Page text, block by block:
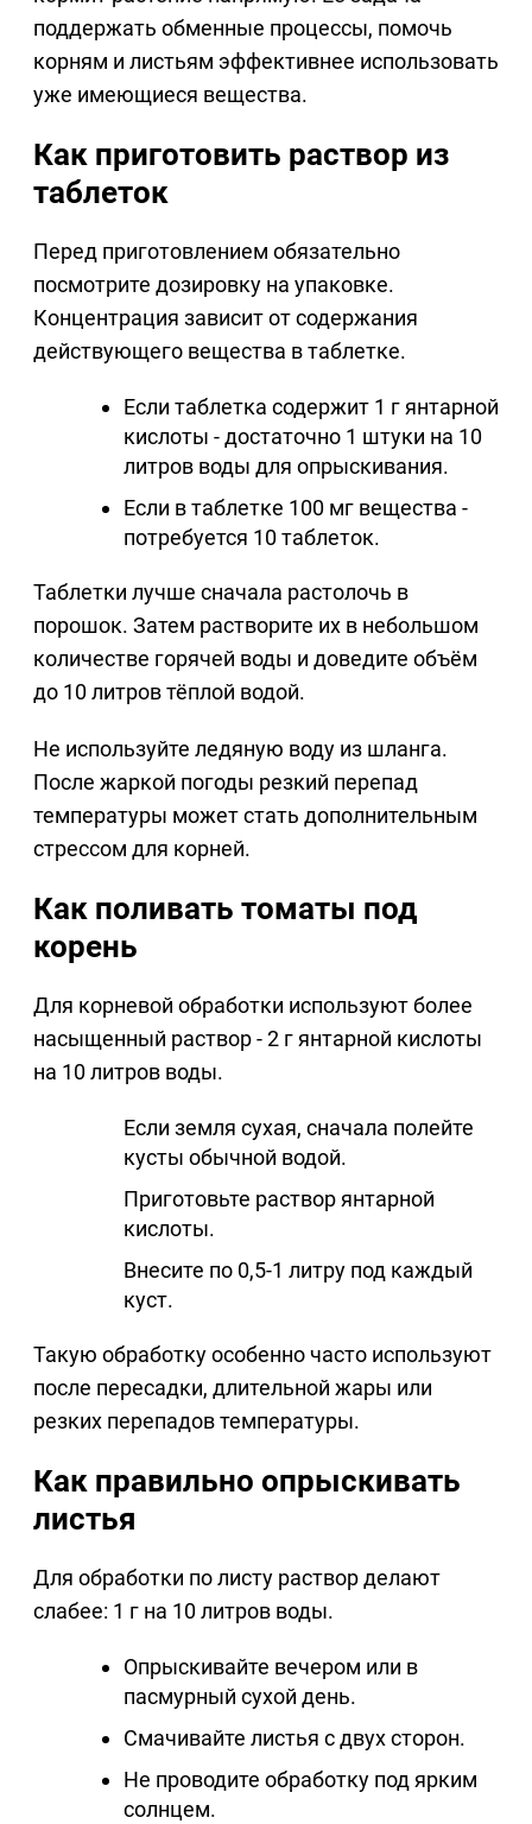
поддержать обменные процессы, помочь
корням и листьям эффективнее использовать
уже имеющиеся вещества.
Как приготовить раствор из
таблеток
Перед приготовлением обязательно
посмотрите дозировку на упаковке.
Концентрация зависит от содержания
действующего вещества в таблетке.
Если таблетка содержит 1 г янтарной
кислоты - достаточно 1 штуки на 10
литров воды для опрыскивания.
Если в таблетке 100 мг вещества -
потребуется 10 таблеток.
Таблетки лучше сначала растолочь в
порошок. Затем растворите их в небольшом
количестве горячей воды и доведите объём
до 10 литров тёплой водой.
Не используйте ледяную воду из шланга.
После жаркой погоды резкий перепад
температуры может стать дополнительным
стрессом для корней.
Как поливать томаты под
корень
Для корневой обработки используют более
насыщенный раствор - 2 г янтарной кислоты
на 10 литров воды.
Если земля сухая, сначала полейте
кусты обычной водой.
Приготовьте раствор янтарной
кислоты.
Внесите по 0,5-1 литру под каждый
куст.
Такую обработку особенно часто используют
после пересадки, длительной жары или
резких перепадов температуры.
Как правильно опрыскивать
листья
Для обработки по листу раствор делают
слабее: 1 г на 10 литров воды.
Опрыскивайте вечером или в
пасмурный сухой день.
Смачивайте листья с двух сторон.
Не проводите обработку под ярким
солнцем.